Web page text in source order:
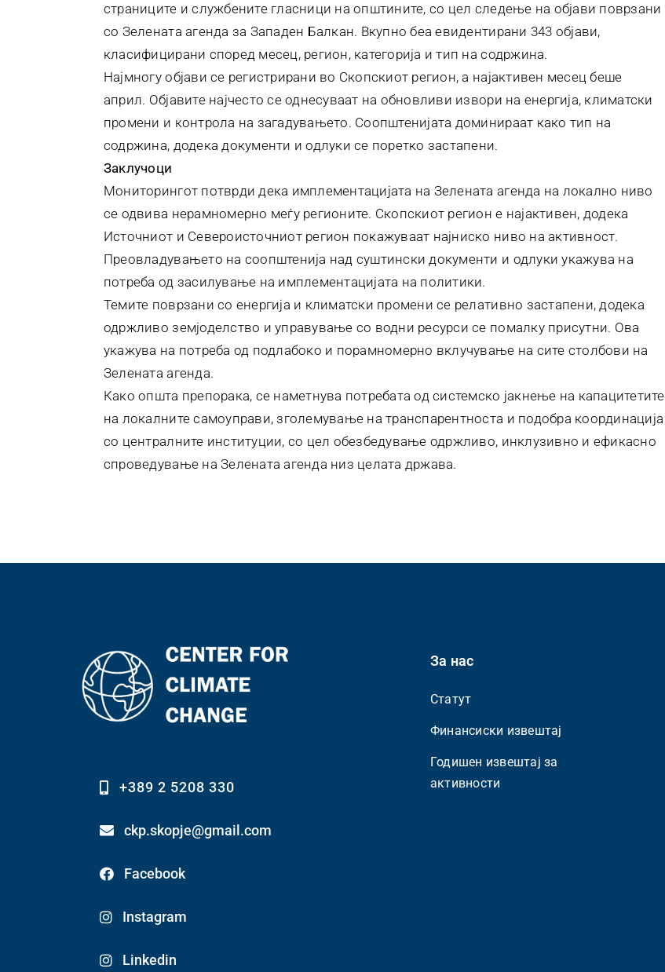
страниците и службените гласници на општините, со цел следење на објави поврзани
со Зелената агенда за Западен Балкан. Вкупно беа евидентирани 343 објави,
класифицирани според месец, регион, категорија и тип на содржина.
Најмногу објави се регистрирани во Скопскиот регион, а најактивен месец беше
април. Објавите најчесто се однесуваат на обновливи извори на енергија, климатски
промени и контрола на загадувањето. Соопштенијата доминираат како тип на
содржина, додека документи и одлуки се поретко застапени.
Заклучоци
Мониторингот потврди дека имплементацијата на Зелената агенда на локално ниво
се одвива нерамномерно меѓу регионите. Скопскиот регион е најактивен, додека
Источниот и Североисточниот регион покажуваат најниско ниво на активност.
Преовладувањето на соопштенија над суштински документи и одлуки укажува на
потреба од засилување на имплементацијата на политики.
Темите поврзани со енергија и климатски промени се релативно застапени, додека
одржливо земјоделство и управување со водни ресурси се помалку присутни. Ова
укажува на потреба од подлабоко и порамномерно вклучување на сите столбови на
Зелената агенда.
Како општа препорака, се наметнува потребата од системско јакнење на капацитетите
на локалните самоуправи, зголемување на транспарентноста и подобра координација
со централните институции, со цел обезбедување одржливо, инклузивно и ефикасно
спроведување на Зелената агенда низ целата држава.
+389 2 5208 330
ckp.skopje@gmail.com
Facebook
Instagram
Linkedin
За нас
Статут
Финансиски извештај
Годишен извештај за
активности